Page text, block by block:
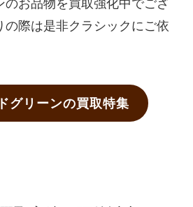
のお品物を買取強化中でござ
の際は是非クラシックにご依
グリーンの買取特集